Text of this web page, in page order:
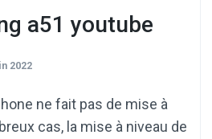
a51 youtube
2022
ne fait pas de mise à
cas, la mise à niveau de